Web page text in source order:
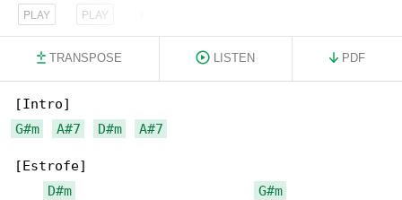
PLAY PLAY
TRANSPOSE LISTEN PDF
G#m
A#7 D#m A#7
[Estrofe]
D#m
G#m